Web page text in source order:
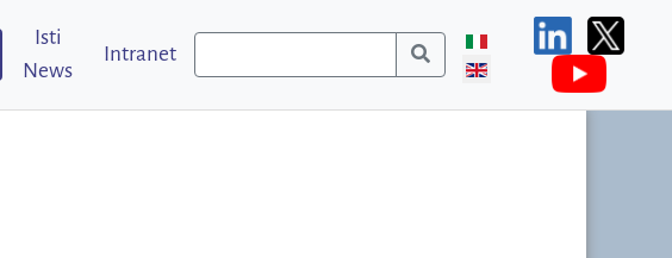
Isti
News
Intranet